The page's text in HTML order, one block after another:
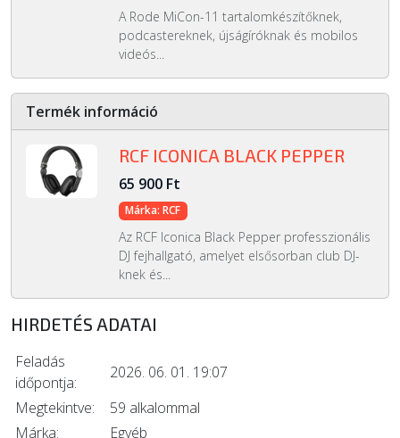
A Rode MiCon-11 tartalomkészítőknek,
podcastereknek, újságíróknak és mobilos
videós...
Termék információ
RCF ICONICA BLACK PEPPER
65 900 Ft
Márka: RCF
Az RCF Iconica Black Pepper professzionális
DJ fejhallgató, amelyet elsősorban club DJ-
knek és...
HIRDETÉS ADATAI
Feladás
időpontja:
2026. 06. 01. 19:07
Megtekintve:
59 alkalommal
Márka:
Egyéb